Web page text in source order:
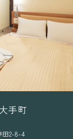
手町
田2-8-4